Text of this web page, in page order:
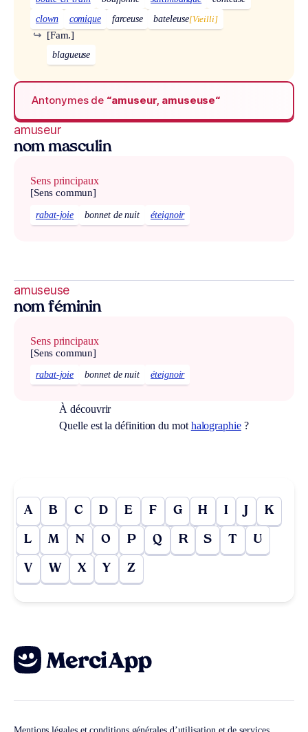
clown
comique farceuse bateleuse[Vieilli]
[Fam.]
↪
blagueuse
Antonymes de “amuseur, amuseuse“
amuseur
nom masculin
Sens principaux
[Sens commun]
rabat-joie bonnet de nuit éteignoir
amuseuse
nom féminin
Sens principaux
[Sens commun]
rabat-joie bonnet de nuit éteignoir
À découvrir
Quelle est la définition du mot halographie?
A B C D E F G H I J K
L M N O P Q R S T U
V W X Y Z